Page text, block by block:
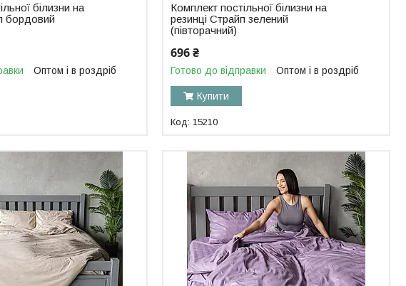
білизни на
бордовий
Оптом і в роздріб
Комплект постільної білизни на
резинці Страйп зелений
(півторачний)
696 ₴
Готово до відправки Оптом і в роздріб
Купити
15210